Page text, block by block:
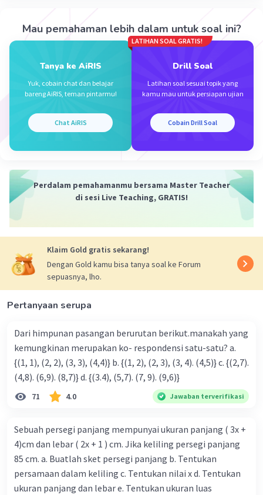
01 Oktober 2023 09:06
Jawabannya A
bener kok
Beri Rating·0.0(0 Balas
Mau pemahaman lebih dalam untuk soal ini?
Tanya ke AiRIS
Yuk, cobain chat dan belajar
bareng AiRIS, teman pintarmu!
Chat AiRIS
LATIHAN SOAL GRATIS!
Drill Soal
Latihan soal sesuai topik yang
kamu mau untuk persiapan ujian
Cobain Drill Soal
Perdalam pemahamanmu bersama Master Teacher
di sesi Live Teaching, GRATIS!
Klaim Gold gratis sekarang!
Dengan Gold kamu bisa tanya soal ke Forum
sepuasnya, lho.
Pertanyaan serupa
Dari himpunan pasangan berurutan berikut.manakah yang
kemungkinan merupakan ko- respondensi satu-satu? a.
{(1, 1), (2, 2), (3, 3), (4,4)} b. {(1, 2), (2, 3), (3, 4). (4,5)} c. {(2,7).
(4,8). (6,9). (8,7)} d. {(3.4), (5,7). (7, 9). (9,6)}
71 4.0 Jawaban terverifikasi
Sebuah persegi panjang mempunyai ukuran panjang ( 3x +
4)cm dan lebar ( 2x + 1 ) cm. Jika keliling persegi panjang
85 cm. a. Buatlah sket persegi panjang b. Tentukan
persamaan dalam keliling c. Tentukan nilai x d. Tentukan
ukuran panjang dan lebar e. Tentukan ukuran luas